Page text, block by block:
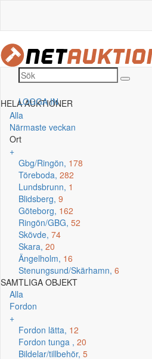
LOGGA IN
HELA AUKTIONER
Alla
Närmaste veckan
Ort
+
Gbg/Ringön, 178
Töreboda, 282
Lundsbrunn, 1
Blidsberg, 9
Göteborg, 162
Ringön/GBG, 52
Skövde, 74
Skara, 20
Ängelholm, 16
Stenungsund/Skärhamn, 6
SAMTLIGA OBJEKT
Alla
Fordon
+
Fordon lätta, 12
Fordon tunga , 20
Bildelar/tillbehör, 5